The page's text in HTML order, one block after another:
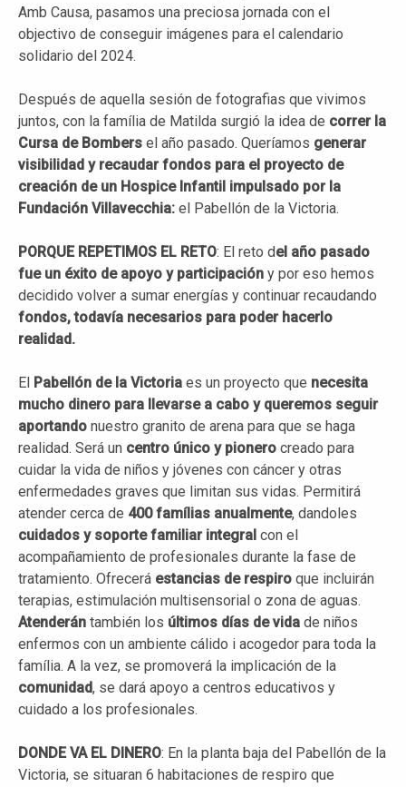
Amb Causa, pasamos una preciosa jornada con el
objectivo de conseguir imágenes para el calendario
solidario del 2024.
Después de aquella sesión de fotografias que vivimos
juntos, con la família de Matilda surgió la idea de correr la
Cursa de Bombers el año pasado. Queríamos generar
visibilidad y recaudar fondos para el proyecto de
creación de un HospiceInfantil impulsado por la
Fundación Villavecchia: el Pabellón de la Victoria.
PORQUE REPETIMOS EL RETO: El reto del año pasado
fue un éxito de apoyo y participación y por eso hemos
decidido volver a sumar energías y continuar recaudando
fondos, todavía necesarios para poder hacerlo
realidad.
El Pabellón de la Victoria es un proyecto que necesita
mucho dinero para llevarse a cabo y queremos seguir
aportando nuestro granito de arena para que se haga
realidad. Será un centro único y pionero creado para
cuidar la vida de niños y jóvenes con cáncer y otras
enfermedades graves que limitan sus vidas. Permitirá
atender cerca de 400famílias anualmente, dandoles
cuidados y soporte familiar integral con el
acompañamiento de profesionales durante la fase de
tratamiento. Ofrecerá estancias de respiro que incluirán
terapias, estimulación multisensorial o zona de aguas.
Atenderán también los últimos días de vida de niños
enfermos con un ambiente cálido i acogedor para toda la
família. A la vez, se promoverá la implicación de la
comunidad, se dará apoyo a centros educativos y
cuidado a los profesionales.
DONDE VA EL DINERO: En la planta baja del Pabellón de la
Victoria, se situaran 6 habitaciones de respiro que